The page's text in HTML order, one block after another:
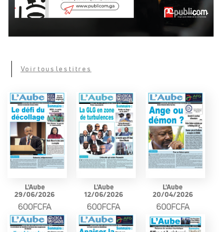
Voir tous les titres
L'Aube
29/06/2026
600FCFA
L'Aube
12/06/2026
600FCFA
L'Aube
20/04/2026
600FCFA